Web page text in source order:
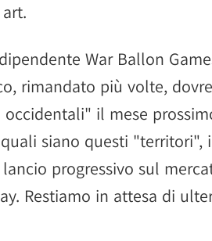
War Ballon
rimandato più volte,
il mese
siano questi "territori",
lancio progressivo sul
Restiamo in attesa di